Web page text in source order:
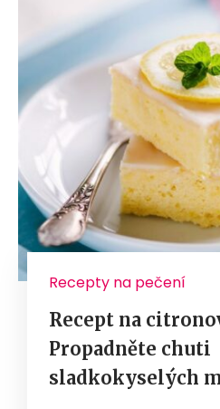
Recepty na pečení
Recept na
Propadněte chuti
sladkokyselých